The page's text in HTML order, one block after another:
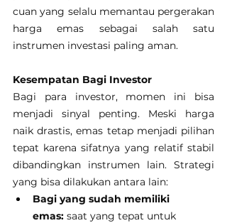
cuan yang selalu memantau pergerakan
harga emas sebagai salah satu
instrumen investasi paling aman.
Kesempatan Bagi Investor
Bagi para investor, momen ini bisa
menjadi sinyal penting. Meski harga
naik drastis, emas tetap menjadi pilihan
tepat karena sifatnya yang relatif stabil
dibandingkan instrumen lain. Strategi
yang bisa dilakukan antara lain:
Bagi yang sudah memiliki
emas: saat yang tepat untuk